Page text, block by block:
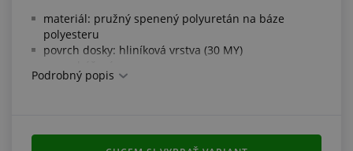
materiál: pružný spenený polyuretán na báze
polyesteru
povrch dosky: hliníková vrstva (30 MY)
rubová strana vybavená samolepiacou vrstvou
Podrobný popis